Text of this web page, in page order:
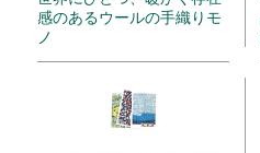
感のあるウールの手織りモ
ノ